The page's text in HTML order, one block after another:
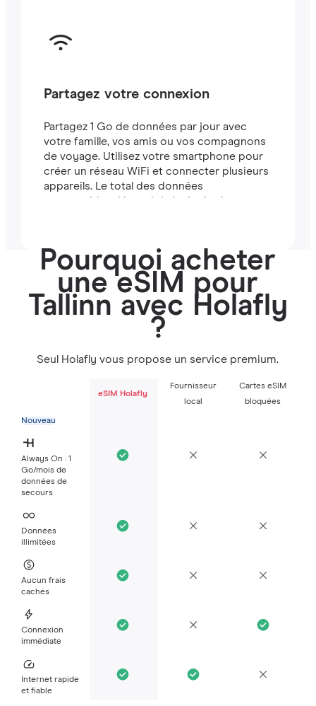
Partagez votre connexion
Partagez 1 Go de données par jour avec
votre famille, vos amis ou vos compagnons
de voyage. Utilisez votre smartphone pour
créer un réseau WiFi et connecter plusieurs
appareils. Le total des données
partageables dépend de la durée de votre
Pourquoi acheter
une eSIM pour
Tallinn avec Holafly
?
Seul Holafly vous propose un service premium.
eSIM Holafly
Fournisseur
local
Cartes eSIM
bloquées
Nouveau
Always On : 1
Go/mois de
données de
secours
Données
illimitées
Aucun frais
cachés
Connexion
immédiate
Internet rapide
et fiable